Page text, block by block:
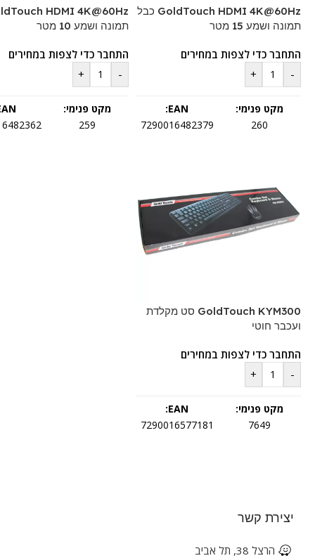
GoldTouch HDMI 4K@60Hz כבל
תמונה ושמע 15 מטר
התחבר כדי לצפות במחירים
-
+
מקט פנימי:
260
EAN:
7290016482379
תמונה ושמע 10 מטר
התחבר כדי לצפות במחירים
-
+
מקט פנימי:
259
GoldTouch KYM300 סט מקלדת
ועכבר חוטי
התחבר כדי לצפות במחירים
-
+
מקט פנימי:
7649
EAN:
7290016577181
יצירת קשר
הרצל 38, תל אביב